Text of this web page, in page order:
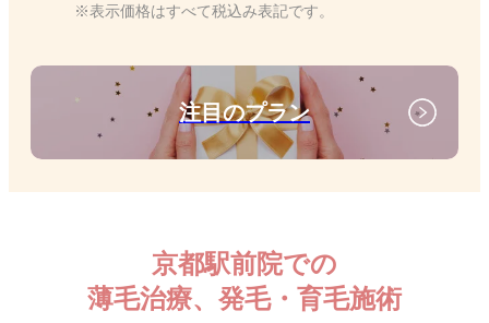
表示価格はすべて税込み表記です。
注目のプラン
京都駅前院での
薄毛治療、発毛・育毛施術